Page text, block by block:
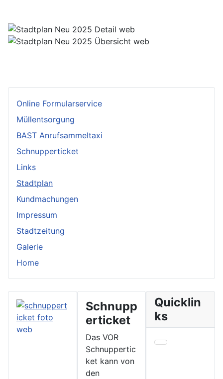
Online Formularservice
Müllentsorgung
BAST Anrufsammeltaxi
Schnupperticket
Links
Stadtplan
Kundmachungen
Impressum
Stadtzeitung
Galerie
Home
Schnupp
erticket
Das VOR
Schnuppertic
ket kann von
den
Quicklin
ks